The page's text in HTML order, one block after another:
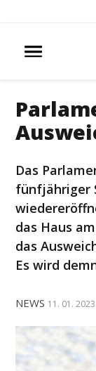
Das
fünfjähriger
das Haus
das
Es wird
NEWS 11. 01. 2023.